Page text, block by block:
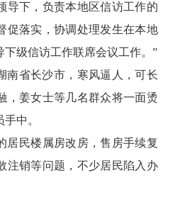
导下，负责本地区信访工作的
促落实，协调处理发生在本地
下级信访工作联席会议工作。”
南省长沙市，寒风逼人，可长
，姜女士等几名群众将一面烫
中。
居民楼属房改房，售房手续复
注销等问题，不少居民陷入办